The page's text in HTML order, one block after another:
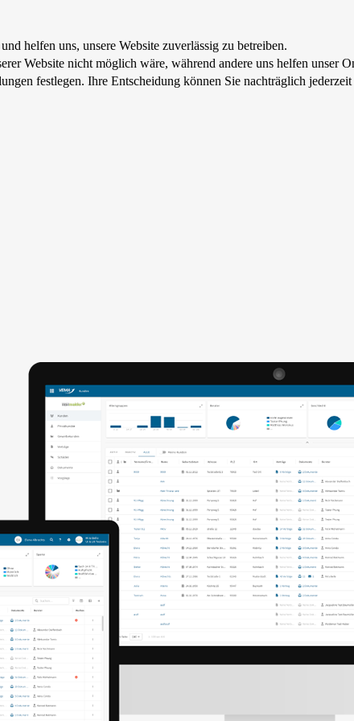
helfen uns, unsere Website zuverlässig zu betreiben.
Website nicht möglich wäre, während andere uns helfen unser
festlegen. Ihre Entscheidung können Sie nachträglich